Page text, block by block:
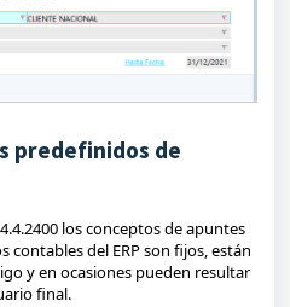
predefinidos de
los conceptos de apuntes
contables del ERP son fijos, están
y en ocasiones pueden resultar
final.